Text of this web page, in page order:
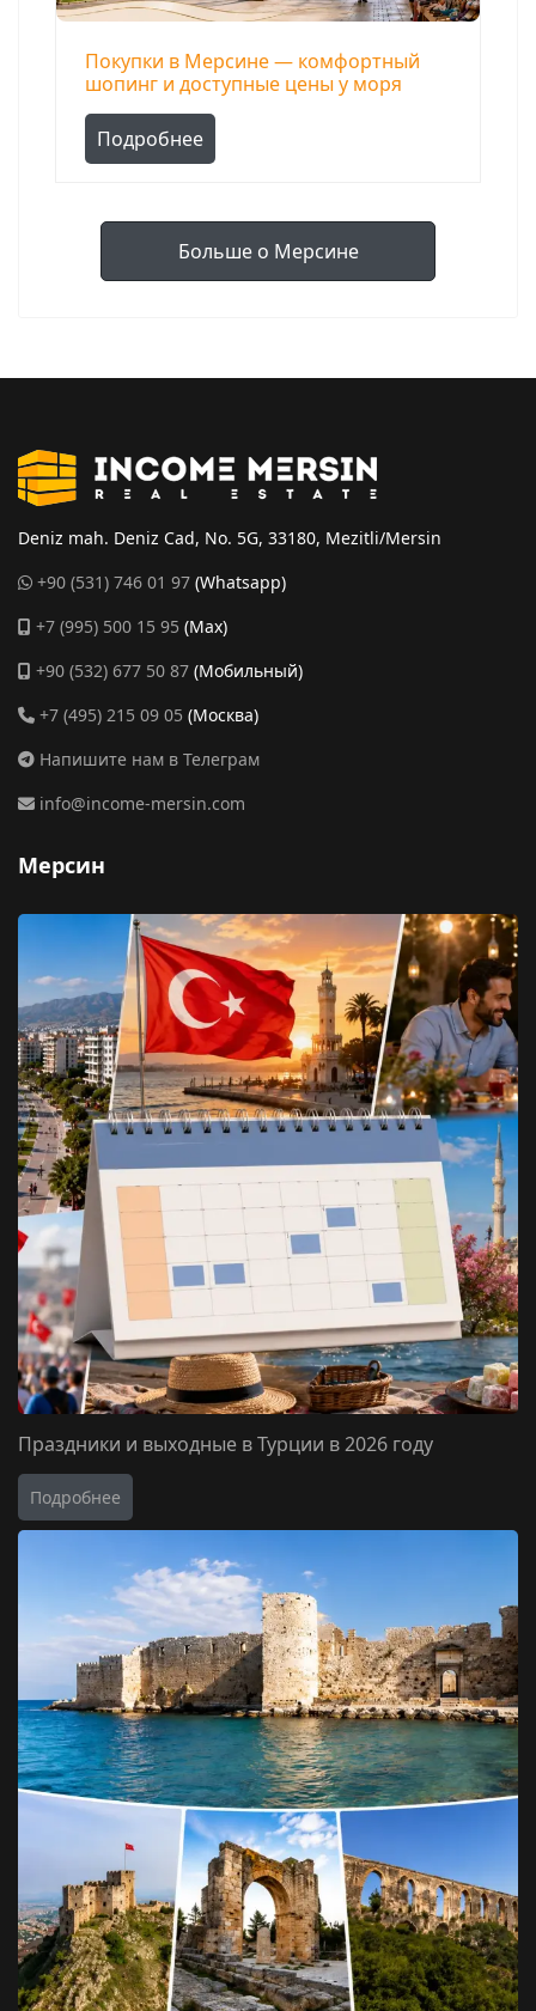
Покупки в Мерсине — комфортный
шопинг и доступные цены у моря
Подробнее
Больше о Мерсине
Deniz mah. Deniz Cad, No. 5G, 33180, Mezitli/Mersin
+90 (531) 746 01 97 (Whatsapp)
+7 (995) 500 15 95 (Max)
+90 (532) 677 50 87 (Мобильный)
+7 (495) 215 09 05 (Москва)
Напишите нам в Телеграм
info@income-mersin.com
Мерсин
Праздники и выходные в Турции в 2026 году
Подробнее